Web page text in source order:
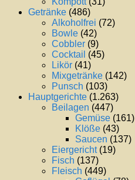
Getränke (486)
Alkoholfrei (72)
Bowle (42)
Cobbler (9)
Cocktail (45)
Likör (41)
Mixgetränke (142)
Punsch (103)
Hauptgerichte (1.263)
Beilagen (447)
Gemüse (161)
Klöße (43)
Saucen (137)
Eiergericht(19)
Fisch (137)
Fleisch (449)